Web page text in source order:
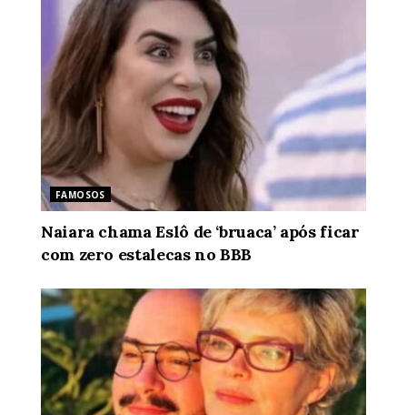
FAMOSOS
Naiara chama Eslô de ‘bruaca’ após ficar
com zero estalecas no BBB